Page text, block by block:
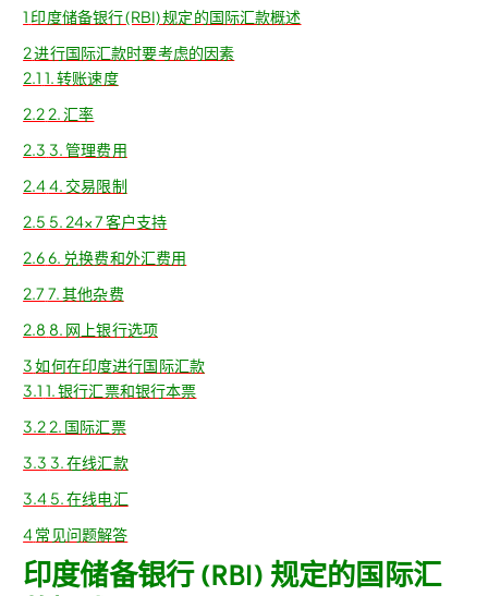
1 印度储备银行 (RBI) 规定的国际汇款概述
2进行国际汇款时要考虑的因素
2.1 1. 转账速度
2.2 2. 汇率
2.3 3. 管理费用
2.44. 交易限制
2.5 5. 24×7 客户支持
2.66. 兑换费和外汇费用
2.7 7. 其他杂费
2.8 8. 网上银行选项
3如何在印度进行国际汇款
3.1 1. 银行汇票和银行本票
3.2 2. 国际汇票
3.3 3. 在线汇款
3.4 5. 在线电汇
4常见问题解答
印度储备银行 (RBI) 规定的国际汇